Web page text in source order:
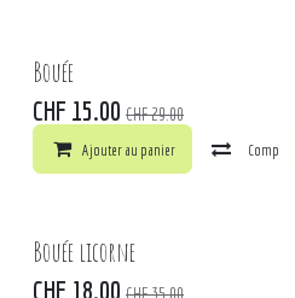
Bouée
CHF 15.00 CHF29.00
Ajouter au panier Comparer
Bouée licorne
CHF 18.00